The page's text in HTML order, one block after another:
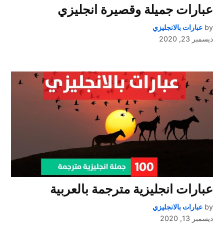
عبارات جميلة وقصيرة انجليزي
by عبارات بالانجليزي
ديسمبر 23, 2020
عبارات انجليزية مترجمة بالعربية
by عبارات بالانجليزي
ديسمبر 13, 2020